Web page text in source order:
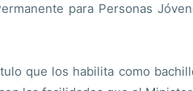
para Personas
que los habilita como